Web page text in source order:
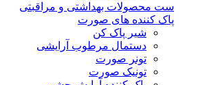
ست محصولات بهداشتی و مراقبتی
پاک کننده های صورت
شیر پاک کن
دستمال مرطوب آرایشی
تونر صورت
تونیک صورت